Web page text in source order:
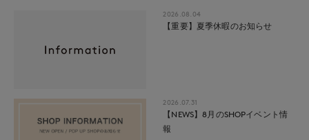
2026.08.04
【重要】夏季休暇のお知らせ
2026.07.31
【NEWS】8月のSHOPイベント情
報